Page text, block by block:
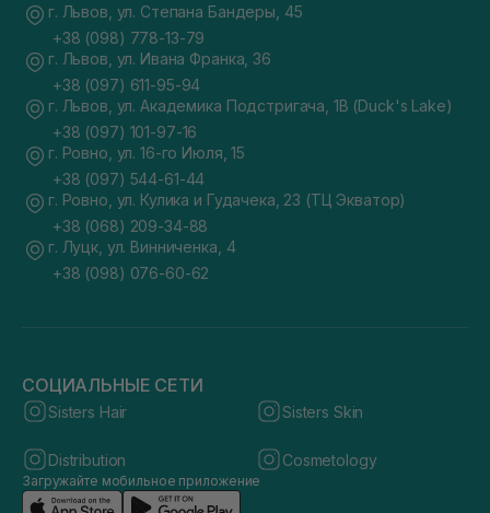
г. Львов, ул. Степана Бандеры, 45
+38 (098) 778-13-79
г. Львов, ул. Ивана Франка, 36
+38 (097) 611-95-94
г. Львов, ул. Академика Подстригача, 1В (Duck's Lake)
+38 (097) 101-97-16
г. Ровно, ул. 16-го Июля, 15
+38 (097) 544-61-44
г. Ровно, ул. Кулика и Гудачека, 23 (ТЦ Экватор)
+38 (068) 209-34-88
г. Луцк, ул. Винниченка, 4
+38 (098) 076-60-62
СОЦИАЛЬНЫЕ СЕТИ
Sisters Hair Sisters Skin
Distribution Cosmetology
Загружайте мобильное приложение